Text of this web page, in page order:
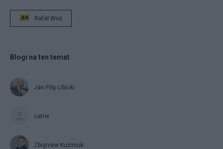
Rafał Woś
Blogi na ten temat
Jan Filip Libicki
catrw
Zbigniew Kuźmiuk